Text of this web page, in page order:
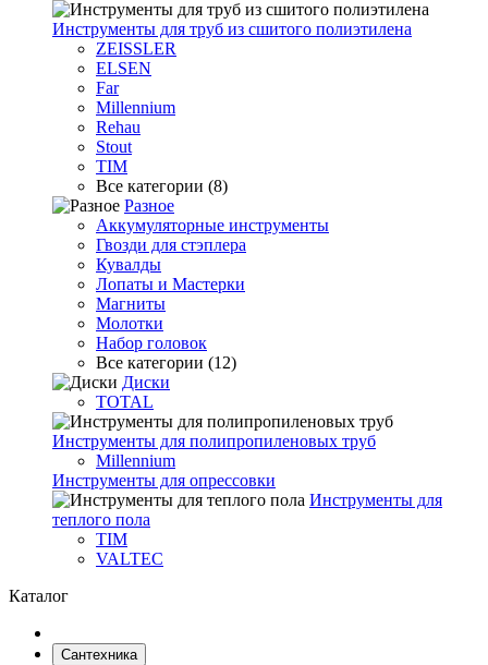
Инструменты для труб из сшитого полиэтилена
ZEISSLER
ELSEN
Far
Millennium
Rehau
Stout
TIM
Все категории (8)
Разное
Аккумуляторные инструменты
Гвозди для стэплера
Кувалды
Лопаты и Мастерки
Магниты
Молотки
Набор головок
Все категории (12)
Диски
TOTAL
Инструменты для полипропиленовых труб
Millennium
Инструменты для опрессовки
Инструменты для
теплого пола
TIM
VALTEC
Каталог
Сантехника